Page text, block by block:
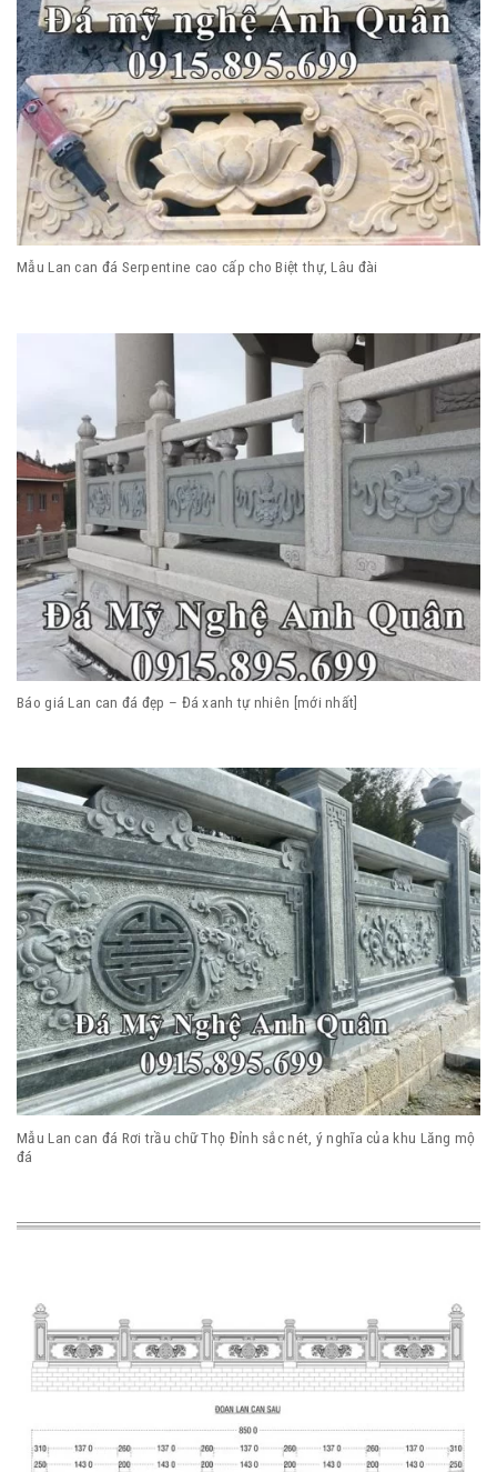
Mẫu Lan can đá Serpentine cao cấp cho Biệt thự, Lâu đài
Báo giá Lan can đá đẹp – Đá xanh tự nhiên [mới nhất]
Mẫu Lan can đá Rơi trầu chữ Thọ Đỉnh sắc nét, ý nghĩa của khu Lăng mộ
đá